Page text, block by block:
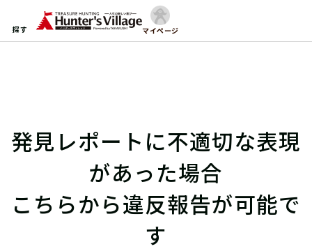
探す マイページ
発見レポートに不適切な表現
があった場合
こちらから違反報告が可能で
す